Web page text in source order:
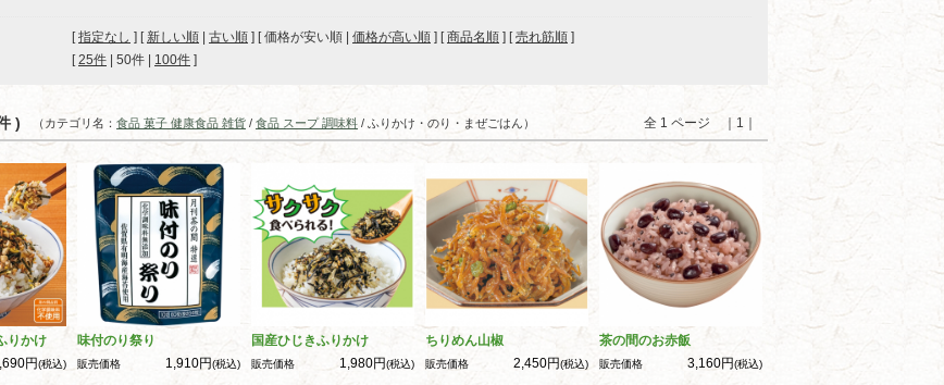
[指定なし ] [ 新しい順 古い順 ] [ 価格が安い順 | 価格が高い順 ] [商品名順 ] [売れ筋順 ]
[ 25件 50件 100件 ]
) 全 1 ページ ｜1｜
（カテゴリ名： 食品 菓子 健康食品 雑貨 / 食品 スープ 調味料 / ふりかけ・のり・まぜごはん）
りかけ
円(税込)
味付のり祭り
販売価格 1,910円(税込)
国産ひじきふりかけ
販売価格 1,980円(税込)
ちりめん山椒
販売価格 2,450円(税込)
茶の間のお赤飯
販売価格 3,160円(税込)